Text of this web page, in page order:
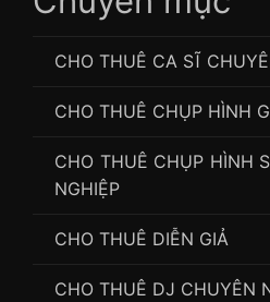
CHO THUÊ CA SĨ
CHO THUÊ CHỤP HÌNH
CHO THUÊ CHỤP HÌNH
NGHIỆP
CHO THUÊ DIỄN GIẢ
CHO THUÊ DJ CHUYÊN